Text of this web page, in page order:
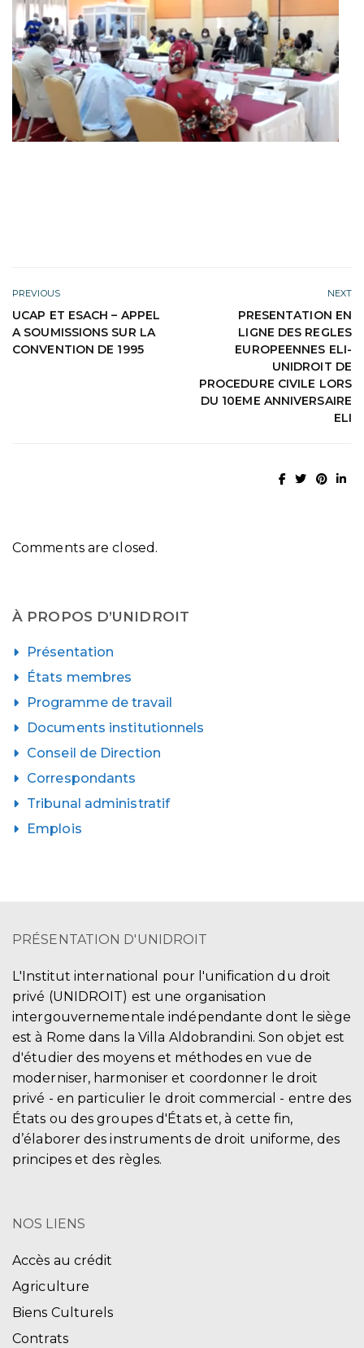
PREVIOUS
UCAP ET ESACH – APPEL
A SOUMISSIONS SUR LA
CONVENTION DE 1995
NEXT
PRESENTATION EN
LIGNE DES REGLES
EUROPEENNES ELI-
UNIDROIT DE
PROCEDURE CIVILE LORS
DU 10EME ANNIVERSAIRE
ELI
Comments are closed.
À PROPOS D’UNIDROIT
Présentation
États membres
Programme de travail
Documents institutionnels
Conseil de Direction
Correspondants
Tribunal administratif
Emplois
PRÉSENTATION D'UNIDROIT
L'Institut international pour l'unification du droit
privé (UNIDROIT) est une organisation
intergouvernementale indépendante dont le siège
est à Rome dans la Villa Aldobrandini. Son objet est
d'étudier des moyens et méthodes en vue de
moderniser, harmoniser et coordonner le droit
privé - en particulier le droit commercial - entre des
États ou des groupes d'États et, à cette fin,
d’élaborer des instruments de droit uniforme, des
principes et des règles.
NOS LIENS
Accès au crédit
Agriculture
Biens Culturels
Contrats